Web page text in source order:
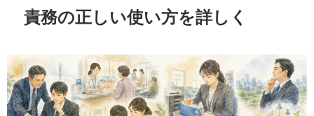
責務の正しい使い方を詳しく